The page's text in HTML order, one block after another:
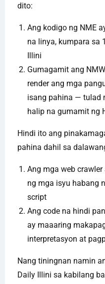
dito:
Ang kodigo ng NME
na linya, kumpara sa
Illini
Gumagamit ang
render ang mga
isang pahina — tulad
halip na gumamit ng
Hindi ito ang
pahina dahil sa
Ang mga web
ng mga isyu habang
script
Ang code na hindi
ay maaaring
interpretasyon at
Nang tiningnan namin
Daily Illini sa kabilang